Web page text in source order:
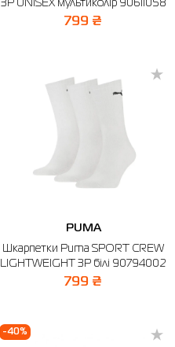
3P UNISEX мультиколір 90611058
799 ₴
PUMA
Шкарпетки Puma SPORT CREW
LIGHTWEIGHT 3P білі 90794002
799 ₴
-40%